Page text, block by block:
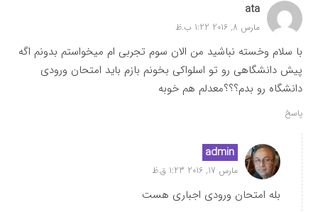
ata
مارس 8, 2016 1:22 ب.ظ
با سلام وخسته نباشید من الان سوم تجربی ام میخواستم بدونم اگه
پیش دانشگاهی رو تو اسلواکی بخونم بازم باید امتحان ورودی
دانشگاه رو بدم؟؟؟معدلم هم خوبه
پاسخ
admin
مارس 17, 2016 1:23 ق.ظ
بله امتحان ورودی اجباری هست